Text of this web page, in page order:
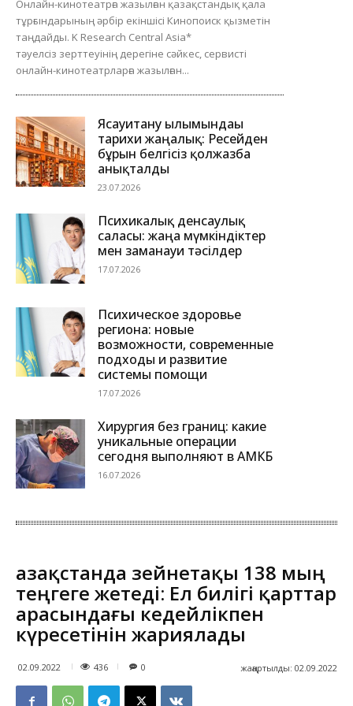
Онлайн-кинотеатрға жазылған қазақстандық қала
тұрғындарының әрбір екіншісі Кинопоиск қызметін
таңдайды. K Research Central Asia*
тәуелсіз зерттеуінің дерегіне сәйкес, сервисті
онлайн-кинотеатрларға жазылған...
Ясауитану ғылымындағы
тарихи жаңалық: Ресейден
бұрын белгісіз қолжазба
анықталды
23.07.2026
Психикалық денсаулық
саласы: жаңа мүмкіндіктер
мен заманауи тәсілдер
17.07.2026
Психическое здоровье
региона: новые
возможности, современные
подходы и развитие
системы помощи
17.07.2026
Хирургия без границ: какие
уникальные операции
сегодня выполняют в АМКБ
16.07.2026